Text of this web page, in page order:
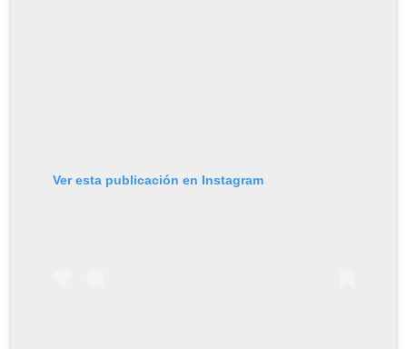
Ver esta publicación en Instagram